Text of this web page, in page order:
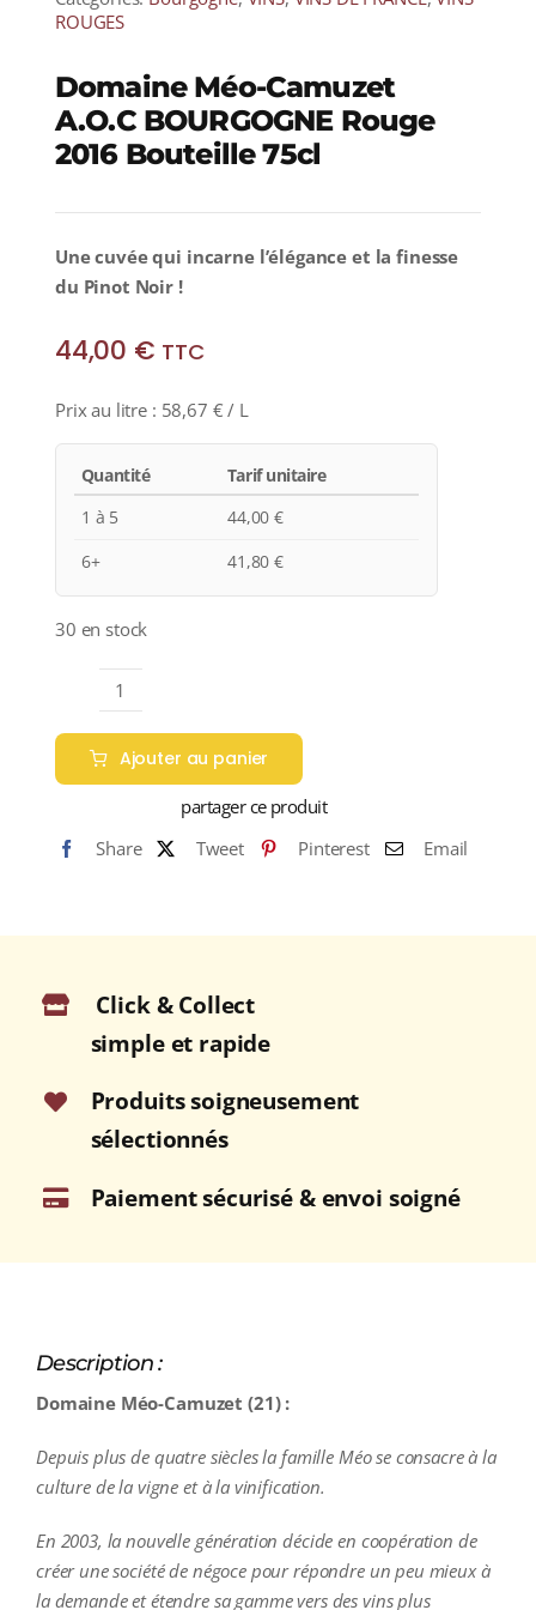
ROUGES
Domaine Méo-Camuzet
A.O.C BOURGOGNE Rouge
2016 Bouteille 75cl
Une cuvée qui incarne l’élégance et la finesse
du Pinot Noir !
44,00 € TTC
Prix au litre : 58,67 € / L
Quantité
Tarif unitaire
1 à 5
44,00€
6+
41,80€
30 en stock
quantité
de
Domaine
Méo-
Camuzet
A.O.C
2016
75cl
Ajouter au panier
partager ce produit
Share
Tweet Pinterest Email
Click & Collect
simple et rapide
Produits soigneusement
sélectionnés
Paiement sécurisé & envoi soigné
Description :
Domaine Méo-Camuzet (21) :
Depuis plus de quatre siècles la famille Méo se consacre à la
culture de la vigne et à la vinification.
En 2003, la nouvelle génération décide en coopération de
créer une société de négoce pour répondre un peu mieux à
la demande et étendre sa gamme vers des vins plus